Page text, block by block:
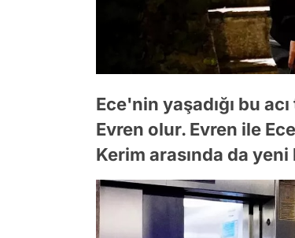
Ece'nin yaşadığı bu
Evren olur. Evren ile
Kerim arasında da